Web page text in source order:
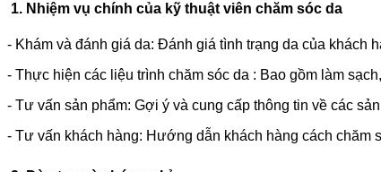
1. Nhiệm vụ chính của kỹ thuật viên chăm sóc da
- Khám và đánh giá da: Đánh giá tình trạng da của khách
- Thực hiện các liệu trình chăm sóc da : Bao gồm làm
- Tư vấn sản phẩm: Gợi ý và cung cấp thông tin về các
- Tư vấn khách hàng: Hướng dẫn khách hàng cách chăm